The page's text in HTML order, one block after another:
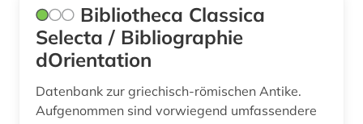
steuerrecht (1)
theologie (2)
wörterbuch (1)
Bibliotheca Classica
Selecta / Bibliographie
dOrientation
Datenbank zur griechisch-römischen Antike.
Aufgenommen sind vorwiegend umfassendere